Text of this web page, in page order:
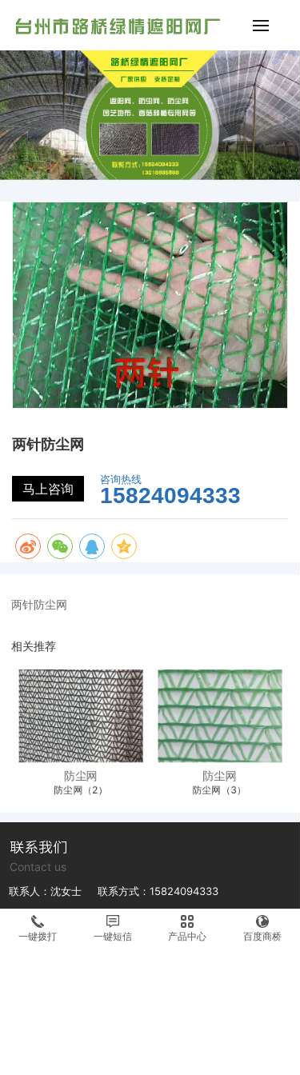
两针防尘网
马上咨询
咨询热线
15824094333
两针防尘网
相关推荐
防尘网
防尘网（2）
防尘网
防尘网（3）
联系人：沈女士 联系方式：15824094333
联系人：沈先生 联系方式：13018895698
公司地址：浙江省台州市路桥区金清镇霓岙村井头1区33号
联系我们
Contact us
一键拨打 一键短信 产品中心 百度商桥